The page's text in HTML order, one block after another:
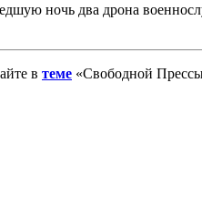
ночь два дрона
в теме «Свободной